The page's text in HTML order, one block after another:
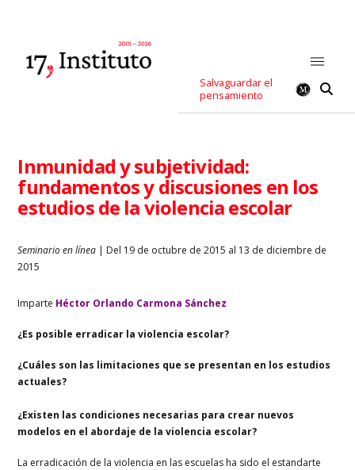
Salvaguardar el
pensamiento
Inmunidad y subjetividad:
fundamentos y discusiones en los
estudios de la violencia escolar
Seminario en línea | Del 19 de octubre de 2015 al 13 de diciembre de
2015
Imparte Héctor Orlando Carmona Sánchez
¿Es posible erradicar la violencia escolar?
¿Cuáles son las limitaciones que se presentan en los estudios
actuales?
¿Existen las condiciones necesarias para crear nuevos
modelos en el abordaje de la violencia escolar?
La erradicación de la violencia en las escuelas ha sido el estandarte